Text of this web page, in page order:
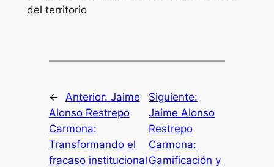
del territorio
← Anterior: Jaime
Alonso Restrepo
Carmona:
Transformando el
fracaso institucional
Siguiente:
Jaime Alonso
Restrepo
Carmona:
Gamificación y